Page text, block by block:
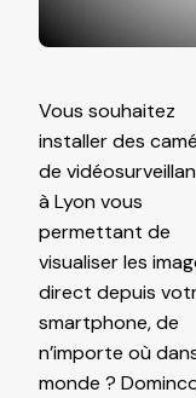
Vous souhaitez
installer des
de
à Lyon vous
permettant de
visualiser les
direct depuis
smartphone, de
n’importe où
monde ?